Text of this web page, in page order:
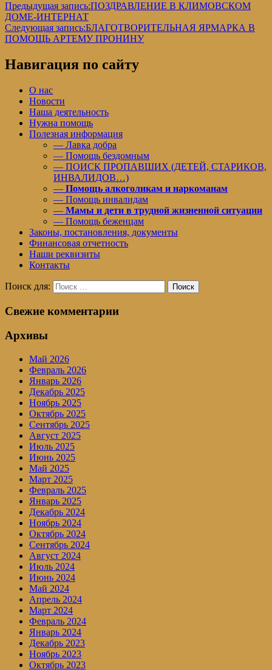
Предыдущая запись:ПОЗДРАВЛЕНИЕ В КЛИМОВСКОМ
ДОМЕ-ИНТЕРНАТ
Следующая запись:БЛАГОТВОРИТЕЛЬНАЯ ЯРМАРКА В
ПОМОЩЬ АРТЕМУ ПРОНИНУ
Навигация по сайту
О нас
Новости
Наша деятельность
Нужна помощь
Полезная информация
— Лавка добра
— Помощь бездомным
— ПОИСК ПРОПАВШИХ (ДЕТЕЙ, СТАРИКОВ,
ИНВАЛИДОВ…)
— Помощь алкоголикам и наркоманам
— Помощь инвалидам
— Мамы и дети в трудной жизненной ситуации
— Помощь беженцам
Законы, постановления, документы
Финансовая отчетность
Наши реквизиты
Контакты
Поиск для: Поиск
Свежие комментарии
Архивы
Май 2026
Февраль 2026
Январь 2026
Декабрь 2025
Ноябрь 2025
Октябрь 2025
Сентябрь 2025
Август 2025
Июль 2025
Июнь 2025
Май 2025
Март 2025
Февраль 2025
Январь 2025
Декабрь 2024
Ноябрь 2024
Октябрь 2024
Сентябрь 2024
Август 2024
Июль 2024
Июнь 2024
Май 2024
Апрель 2024
Март 2024
Февраль 2024
Январь 2024
Декабрь 2023
Ноябрь 2023
Октябрь 2023